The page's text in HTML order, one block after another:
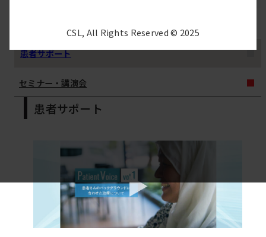
患者サポート
セミナー・講演会
患者サポート
CSL, All Rights Reserved © 2025